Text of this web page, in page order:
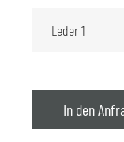
In den